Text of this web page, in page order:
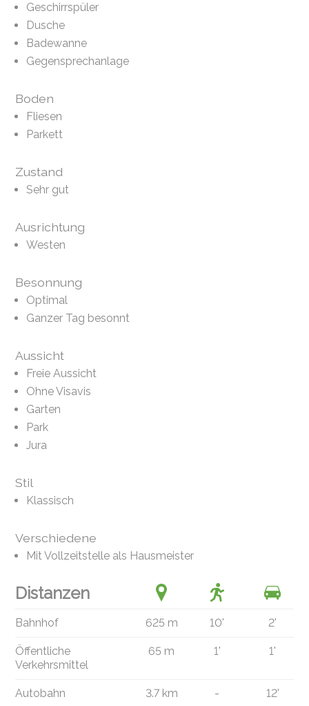
Geschirrspüler
Dusche
Badewanne
Gegensprechanlage
Boden
Fliesen
Parkett
Zustand
Sehr gut
Ausrichtung
Westen
Besonnung
Optimal
Ganzer Tag besonnt
Aussicht
Freie Aussicht
Ohne Visavis
Garten
Park
Jura
Stil
Klassisch
Verschiedene
Mit Vollzeitstelle als Hausmeister
Distanzen
Bahnhof 625 m 10' 2'
Öffentliche
Verkehrsmittel
65 m 1' 1'
Autobahn 3.7 km - 12'